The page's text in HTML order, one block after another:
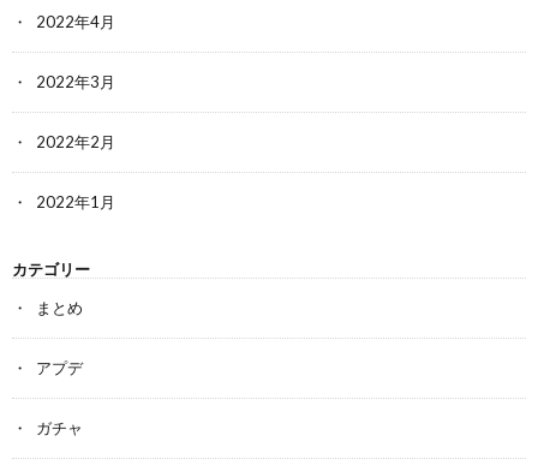
2022年4月
2022年3月
2022年2月
2022年1月
カテゴリー
まとめ
アプデ
ガチャ